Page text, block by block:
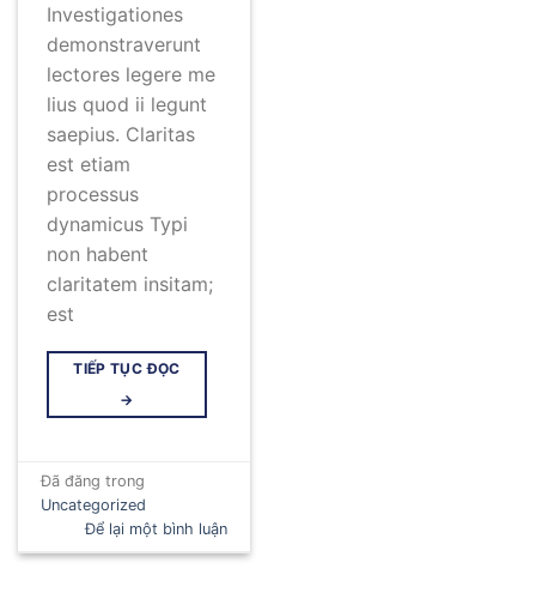
Investigationes
demonstraverunt
lectores legere me
lius quod ii legunt
saepius. Claritas
est etiam
processus
dynamicus Typi
non habent
claritatem insitam;
est
TIẾP TỤC ĐỌC
→
Đã đăng trong
Uncategorized
Để lại một bình luận